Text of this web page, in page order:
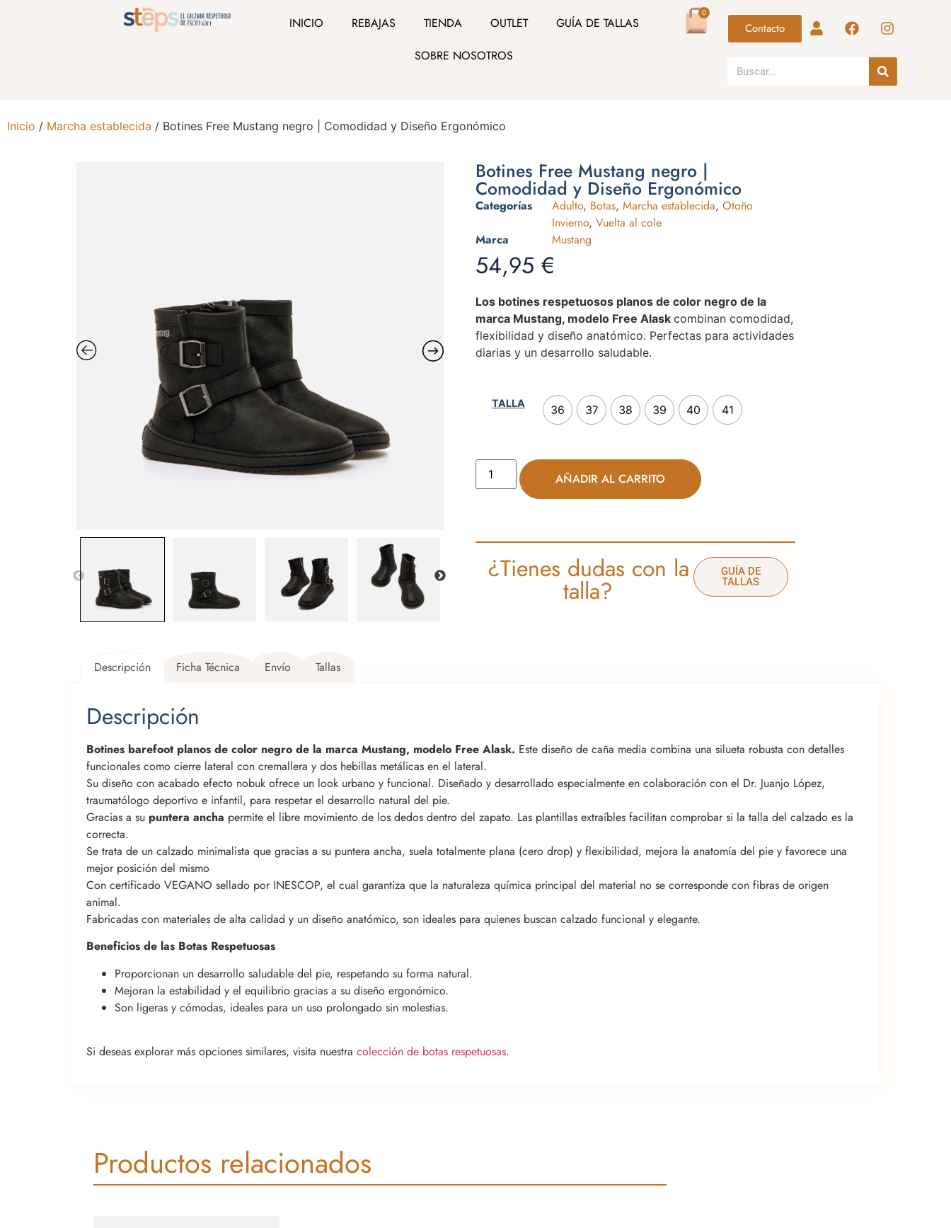
INICIO REBAJAS TIENDA OUTLET
GUÍA DE TALLAS
SOBRE NOSOTROS
0
Contacto
Inicio / Marcha establecida / Botines Free Mustang negro | Comodidad y Diseño Ergonómico
Botines Free Mustang negro |
Comodidad y Diseño Ergonómico
Categorías Adulto, Botas, Marcha establecida, Otoño
Invierno, Vuelta al cole
Marca
Mustang
54,95 €
Los botines respetuosos planos de color negro de la
marca Mustang, modelo Free Alask combinan comodidad,
flexibilidad y diseño anatómico. Perfectas para actividades
diarias y un desarrollo saludable.
TALLA 36 37 38 39 40 41
AÑADIR AL CARRITO
¿Tienes dudas con la
talla?
GUÍA DE
TALLAS
Descripción Ficha Técnica Envío Tallas
Descripción
Botines barefoot planos de color negro de la marca Mustang, modelo Free Alask. Este diseño de caña media combina una silueta robusta con detalles
funcionales como cierre lateral con cremallera y dos hebillas metálicas en el lateral.
Su diseño con acabado efecto nobuk ofrece un look urbano y funcional. Diseñado y desarrollado especialmente en colaboración con el Dr. Juanjo López,
traumatólogo deportivo e infantil, para respetar el desarrollo natural del pie.
Gracias a su puntera ancha permite el libre movimiento de los dedos dentro del zapato. Las plantillas extraíbles facilitan comprobar si la talla del calzado es la
correcta.
Se trata de un calzado minimalista que gracias a su puntera ancha, suela totalmente plana (cero drop) y flexibilidad, mejora la anatomía del pie y favorece una
mejor posición del mismo
Con certificado VEGANO sellado por INESCOP, el cual garantiza que la naturaleza química principal del material no se corresponde con fibras de origen
animal.
Fabricadas con materiales de alta calidad y un diseño anatómico, son ideales para quienes buscan calzado funcional y elegante.
Beneficios de las Botas Respetuosas
Proporcionan un desarrollo saludable del pie, respetando su forma natural.
Mejoran la estabilidad y el equilibrio gracias a su diseño ergonómico.
Son ligeras y cómodas, ideales para un uso prolongado sin molestias.
Si deseas explorar más opciones similares, visita nuestra colección de botas respetuosas.
Productos relacionados